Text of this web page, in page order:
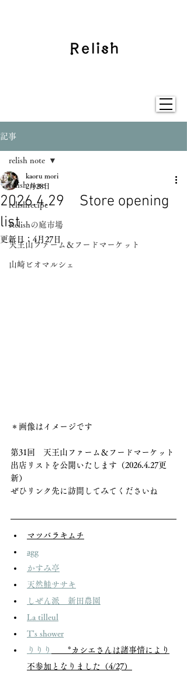
記事
relish note
relishrecipe
Relishの庭市場
天王山ファーム＆フードマーケット
山崎ビオマルシェ
relish note
2026.4.29 Store opening
list
kaoru mori
2月28日
更新日： 4月27日
＊画像はイメージです
第31回　天王山ファーム＆フードマーケット
出店リストを公開いたします（2026.4.27更
新）
ぜひリンク先に訪問してみてくださいね
マツバラキムチ
agg
かすみ亭
天然鮭ササキ
しぜん派　新田農園
La tilleul
T's shower
りりり
*カシエさんは諸事情により
不参加となりました（4/27）